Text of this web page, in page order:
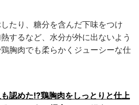
たり、糖分を含んだ下味をつけ
するなど、水分が外に出ないよう
胸肉でも柔らかくジューシーな仕
認めた!?鶏胸肉をしっとりと仕上